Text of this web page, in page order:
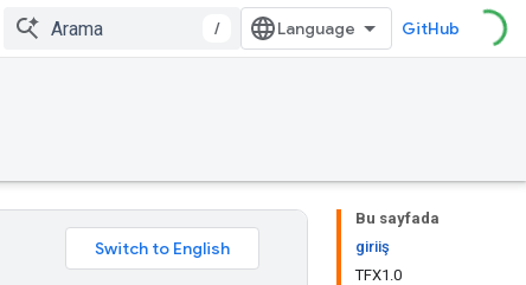
/ GitHub
Bu sayfada
giriiş
TFX1.0